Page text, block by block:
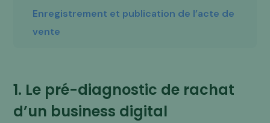
Enregistrement et publication de l’acte de
vente
1. Le pré-diagnostic de rachat
d’un business digital